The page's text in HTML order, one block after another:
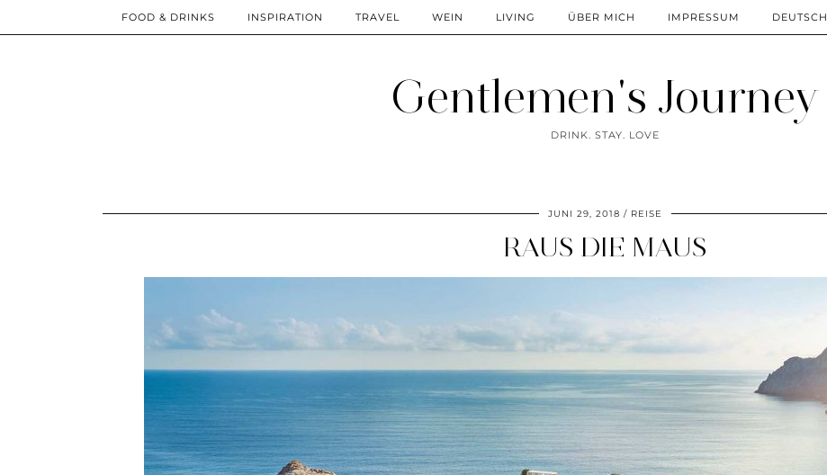
Gentlemen's Journey
DRINK. STAY. LOVE
FOOD & DRINKS INSPIRATION TRAVEL WEIN LIVING ÜBER MICH IMPRESSUM DEUTSCH
JUNI 29, 2018 REISE
RAUS DIE MAUS